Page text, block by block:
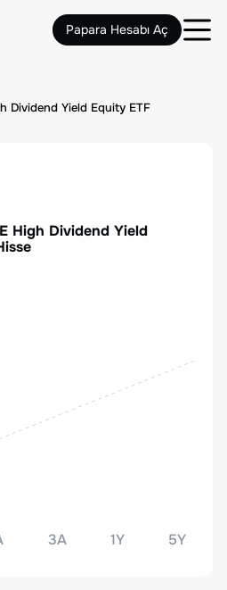
Papara Hesabı Aç
Dividend Yield Equity ETF
High Dividend Yield
3A 1Y 5Y